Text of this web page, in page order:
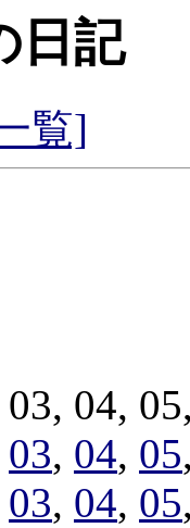
日記
覧]
03, 04,
03, 04, 05
03, 04, 05